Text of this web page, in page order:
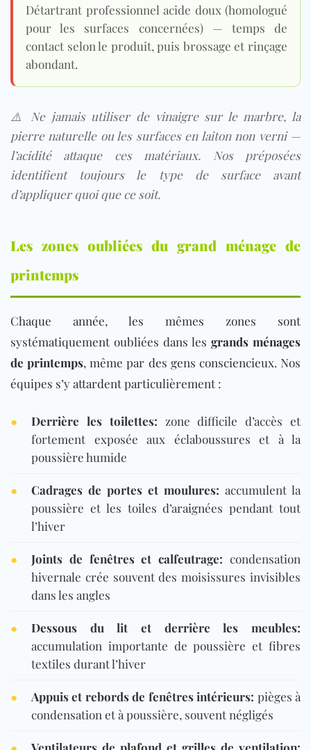
Détartrant professionnel acide doux (homologué
pour les surfaces concernées) — temps de
contact selon le produit, puis brossage et rinçage
abondant.
⚠️ Ne jamais utiliser de vinaigre sur le marbre, la
pierre naturelle ou les surfaces en laiton non verni —
l’acidité attaque ces matériaux. Nos préposées
identifient toujours le type de surface avant
d’appliquer quoi que ce soit.
Les zones oubliées du grand ménage de
printemps
Chaque année, les mêmes zones sont
systématiquement oubliées dans les grands ménages
de printemps, même par des gens consciencieux. Nos
équipes s’y attardent particulièrement :
● Derrière les toilettes: zone difficile d’accès et
fortement exposée aux éclaboussures et à la
poussière humide
● Cadrages de portes et moulures: accumulent la
poussière et les toiles d’araignées pendant tout
l’hiver
● Joints de fenêtres et calfeutrage: condensation
hivernale crée souvent des moisissures invisibles
dans les angles
●
Dessous du lit et derrière les meubles:
accumulation importante de poussière et fibres
textiles durant l’hiver
● Appuis et rebords de fenêtres intérieurs: pièges à
condensation et à poussière, souvent négligés